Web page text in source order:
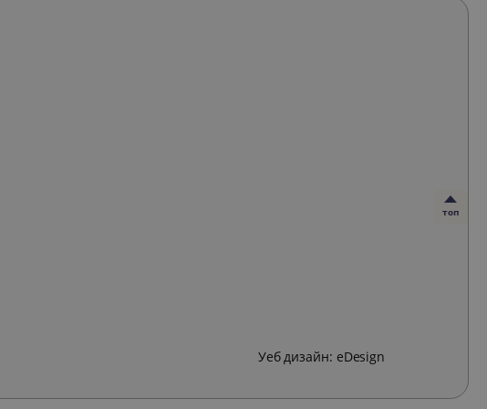
топ
Уеб дизайн: eDesign